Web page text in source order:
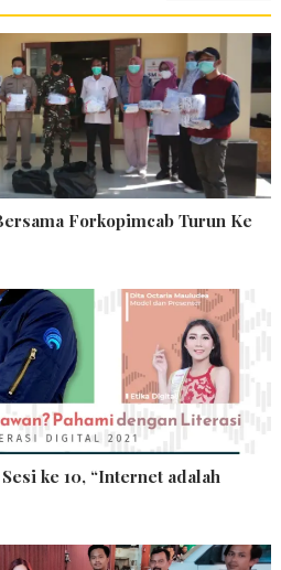
Forkopimcab Turun Ke
ke 10, “Internet adalah